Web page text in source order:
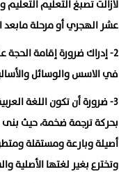
لازالت تصبغ التعليم
عشر الهجري أو مرحلة مابعد
٢- إدراك ضرورة إقامة
في الاسس والوسائل
٣- ضرورة أن تكون اللغة
بحركة ترجمة ضخمة، حيث
أصيلة وبارعة ومستقلة
وتخترع بغير لغتها الأصلية